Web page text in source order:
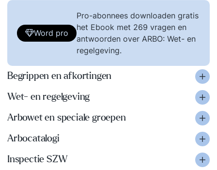
Word pro
Pro-abonnees downloaden gratis
het Ebook met 269 vragen en
antwoorden over ARBO: Wet- en
regelgeving.
Begrippen en afkortingen
Wet- en regelgeving
Arbowet en speciale groepen
Arbocatalogi
Inspectie SZW